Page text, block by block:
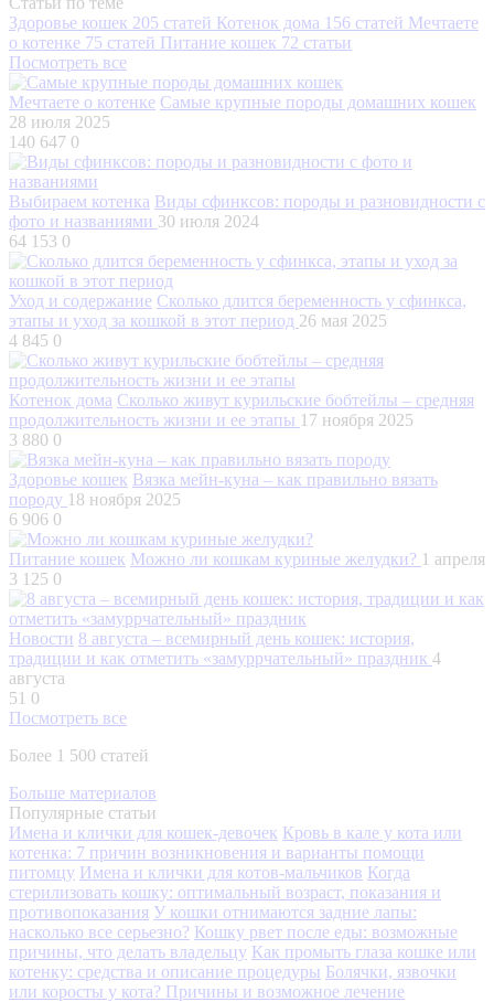
Здоровье кошек 205 статей Котенок дома 156 статей Мечтаете
о котенке 75 статей Питание кошек 72 статьи
Посмотреть все
Мечтаете о котенке Самые крупные породы домашних кошек
28 июля 2025
140 647 0
Выбираем котенка Виды сфинксов: породы и разновидности с
фото и названиями 30 июля 2024
64 153 0
Уход и содержание Сколько длится беременность у сфинкса,
этапы и уход за кошкой в этот период 26 мая 2025
4 845 0
Котенок дома Сколько живут курильские бобтейлы – средняя
продолжительность жизни и ее этапы 17 ноября 2025
3 880 0
Здоровье кошек Вязка мейн-куна – как правильно вязать
породу 18 ноября 2025
6 906 0
Питание кошек Можно ли кошкам куриные желудки? 1 апреля
3 125 0
Новости 8 августа – всемирный день кошек: история,
традиции и как отметить «замуррчательный» праздник 4
августа
51 0
Посмотреть все
Более 1 500 статей
Больше материалов
Популярные статьи
Имена и клички для кошек-девочек Кровь в кале у кота или
котенка: 7 причин возникновения и варианты помощи
питомцу Имена и клички для котов-мальчиков Когда
стерилизовать кошку: оптимальный возраст, показания и
противопоказания У кошки отнимаются задние лапы:
насколько все серьезно? Кошку рвет после еды: возможные
причины, что делать владельцу Как промыть глаза кошке или
котенку: средства и описание процедуры Болячки, язвочки
или коросты у кота? Причины и возможное лечение